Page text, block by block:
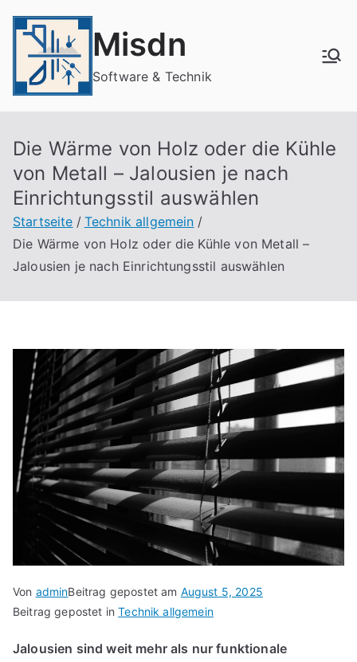
Inhalt
springen
Misdn
Software & Technik
Die Wärme von Holz oder die Kühle
von Metall – Jalousien je nach
Einrichtungsstil auswählen
Startseite
Technik allgemein
Die Wärme von Holz oder die Kühle von Metall –
Jalousien je nach Einrichtungsstil auswählen
Von adminBeitrag gepostet am August 5, 2025
Beitrag gepostet inTechnik allgemein
Jalousien sind weit mehr als nur funktionale